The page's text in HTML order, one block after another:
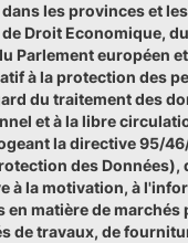
les provinces et
Droit Economique,
Parlement européen
à la protection des
du traitement des
et à la libre
la directive 95/
des Données),
à la motivation, à
en matière de marchés
de travaux, de